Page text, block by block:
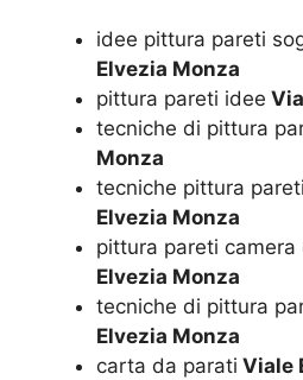
idee pittura pareti
Elvezia Monza
pittura pareti idee
tecniche di pittura
Monza
tecniche pittura
Elvezia Monza
pittura pareti
Elvezia Monza
tecniche di pittura
Elvezia Monza
carta da parati Viale